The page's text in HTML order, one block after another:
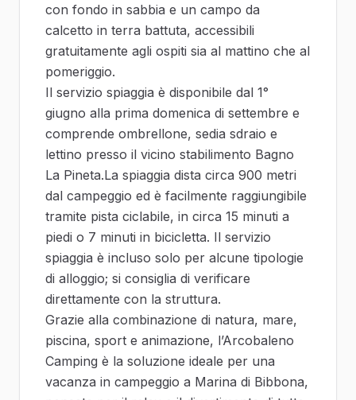
con fondo in sabbia e un campo da
calcetto in terra battuta, accessibili
gratuitamente agli ospiti sia al mattino che al
pomeriggio.
Il servizio spiaggia è disponibile dal 1°
giugno alla prima domenica di settembre e
comprende ombrellone, sedia sdraio e
lettino presso il vicino stabilimento Bagno
La Pineta.La spiaggia dista circa 900 metri
dal campeggio ed è facilmente raggiungibile
tramite pista ciclabile, in circa 15 minuti a
piedi o 7 minuti in bicicletta. Il servizio
spiaggia è incluso solo per alcune tipologie
di alloggio; si consiglia di verificare
direttamente con la struttura.
Grazie alla combinazione di natura, mare,
piscina, sport e animazione, l’Arcobaleno
Camping è la soluzione ideale per una
vacanza in campeggio a Marina di Bibbona,